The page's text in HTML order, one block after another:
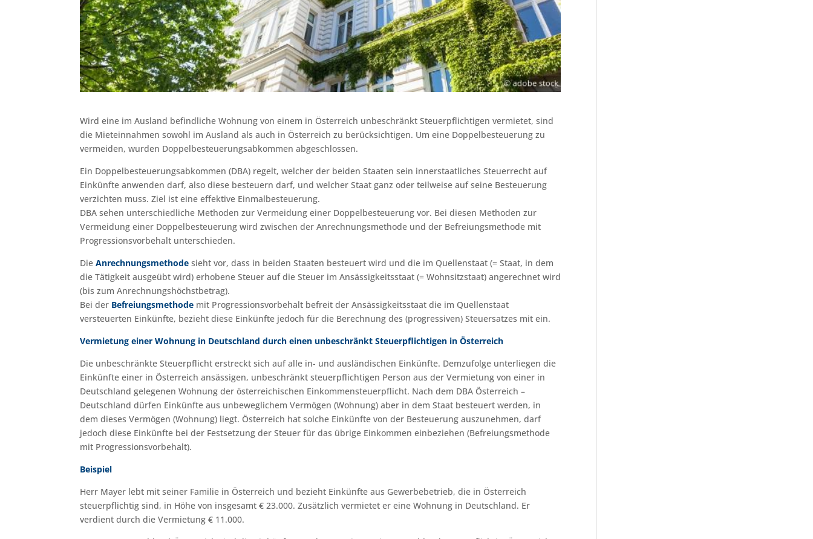
Wird eine im Ausland befindliche Wohnung von einem in Österreich unbeschränkt Steuerpflichtigen vermietet, sind
die Mieteinnahmen sowohl im Ausland als auch in Österreich zu berücksichtigen. Um eine Doppelbesteuerung zu
vermeiden, wurden Doppelbesteuerungsabkommen abgeschlossen.
Ein Doppelbesteuerungsabkommen (DBA) regelt, welcher der beiden Staaten sein innerstaatliches Steuerrecht auf
Einkünfte anwenden darf, also diese besteuern darf, und welcher Staat ganz oder teilweise auf seine Besteuerung
verzichten muss. Ziel ist eine effektive Einmalbesteuerung.
DBA sehen unterschiedliche Methoden zur Vermeidung einer Doppelbesteuerung vor. Bei diesen Methoden zur
Vermeidung einer Doppelbesteuerung wird zwischen der Anrechnungsmethode und der Befreiungsmethode mit
Progressionsvorbehalt unterschieden.
Die Anrechnungsmethode sieht vor, dass in beiden Staaten besteuert wird und die im Quellenstaat (= Staat, in dem
die Tätigkeit ausgeübt wird) erhobene Steuer auf die Steuer im Ansässigkeitsstaat (= Wohnsitzstaat) angerechnet wird
(bis zum Anrechnungshöchstbetrag).
Bei der Befreiungsmethode mit Progressionsvorbehalt befreit der Ansässigkeitsstaat die im Quellenstaat
versteuerten Einkünfte, bezieht diese Einkünfte jedoch für die Berechnung des (progressiven) Steuersatzes mit ein.
Vermietung einer Wohnung in Deutschland durch einen unbeschränkt Steuerpflichtigen in Österreich
Die unbeschränkte Steuerpflicht erstreckt sich auf alle in- und ausländischen Einkünfte. Demzufolge unterliegen die
Einkünfte einer in Österreich ansässigen, unbeschränkt steuerpflichtigen Person aus der Vermietung von einer in
Deutschland gelegenen Wohnung der österreichischen Einkommensteuerpflicht. Nach dem DBA Österreich –
Deutschland dürfen Einkünfte aus unbeweglichem Vermögen (Wohnung) aber in dem Staat besteuert werden, in
dem dieses Vermögen (Wohnung) liegt. Österreich hat solche Einkünfte von der Besteuerung auszunehmen, darf
jedoch diese Einkünfte bei der Festsetzung der Steuer für das übrige Einkommen einbeziehen (Befreiungsmethode
mit Progressionsvorbehalt).
Beispiel
Herr Mayer lebt mit seiner Familie in Österreich und bezieht Einkünfte aus Gewerbebetrieb, die in Österreich
steuerpflichtig sind, in Höhe von insgesamt € 23.000. Zusätzlich vermietet er eine Wohnung in Deutschland. Er
verdient durch die Vermietung € 11.000.